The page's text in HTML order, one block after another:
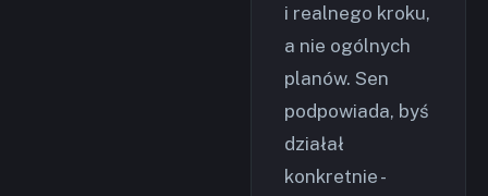
i realnego kroku,
a nie ogólnych
planów. Sen
podpowiada, byś
działał
konkretnie -